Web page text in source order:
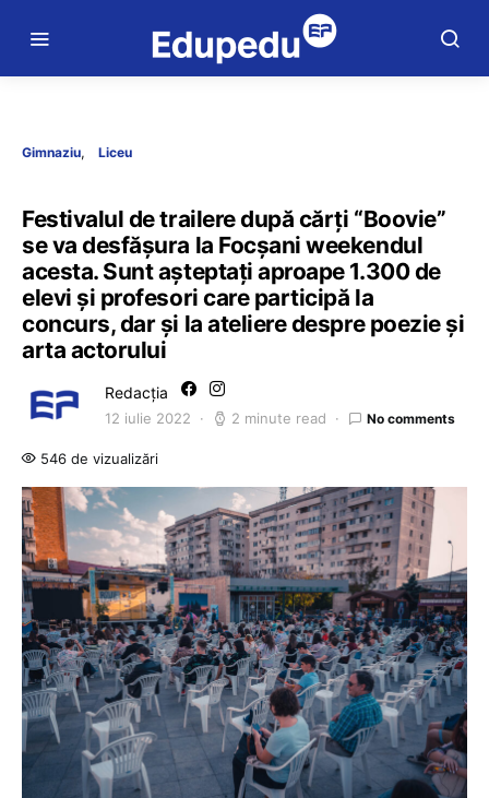
Gimnaziu Liceu
Festivalul de trailere după cărți “Boovie”
se va desfășura la Focșani weekendul
acesta. Sunt așteptați aproape 1.300 de
elevi și profesori care participă la
concurs, dar și la ateliere despre poezie și
arta actorului
Redacția
12 iulie 2022 2 minute read No comments
546 de vizualizări